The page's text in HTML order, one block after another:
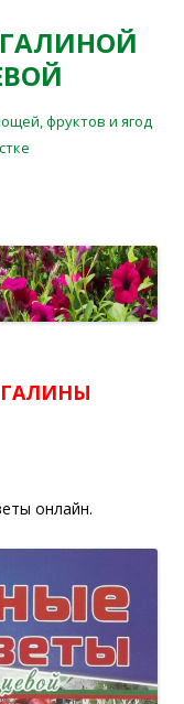
фруктов и ягод
онлайн.